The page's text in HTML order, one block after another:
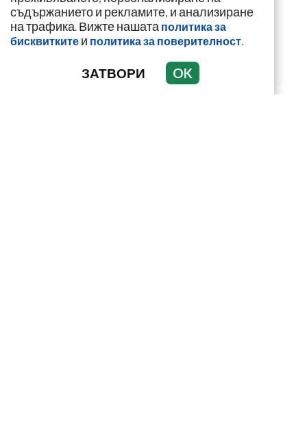
мигранти искат да
„благодарят“ на
Урсула...
съдържанието и рекламите, и анализиране
на трафика. Вижте нашата политика за
бисквитките и политика за поверителност.
ЗАТВОРИ OK